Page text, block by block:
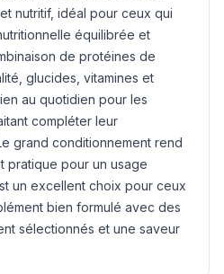
nutritif, idéal pour ceux qui
équilibrée et
de protéines de
glucides, vitamines et
au quotidien pour les
compléter leur
grand conditionnement rend
pratique pour un usage
un excellent choix pour ceux
bien formulé avec des
sélectionnés et une saveur